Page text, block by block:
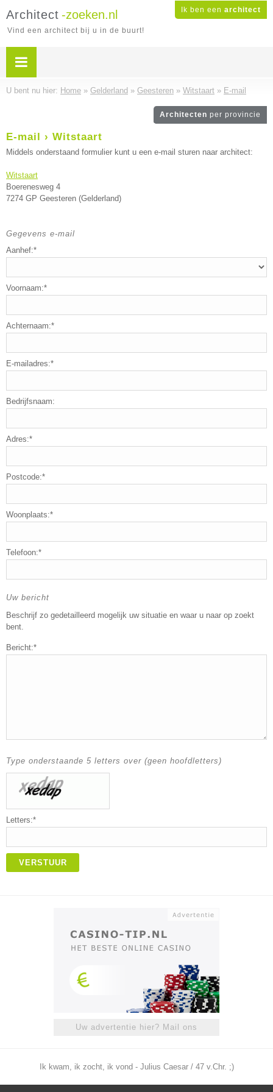
Ik ben een architect
Architect -zoeken.nl
Vind een architect bij u in de buurt!
U bent nu hier: Home » Gelderland » Geesteren » Witstaart » E-mail
Architecten per provincie
E-mail › Witstaart
Middels onderstaand formulier kunt u een e-mail sturen naar architect:
Witstaart
Boerenesweg 4
7274 GP Geesteren (Gelderland)
Gegevens e-mail
Aanhef:*
Voornaam:*
Achternaam:*
E-mailadres:*
Bedrijfsnaam:
Adres:*
Postcode:*
Woonplaats:*
Telefoon:*
Uw bericht
Beschrijf zo gedetailleerd mogelijk uw situatie en waar u naar op zoekt
bent.
Bericht:*
Type onderstaande 5 letters over (geen hoofdletters)
Letters:*
VERSTUUR
Uw advertentie hier? Mail ons
Ik kwam, ik zocht, ik vond - Julius Caesar / 47 v.Chr. ;)